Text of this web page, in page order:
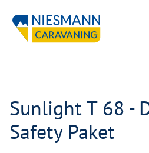
Sunlight T 68 -
Safety Paket